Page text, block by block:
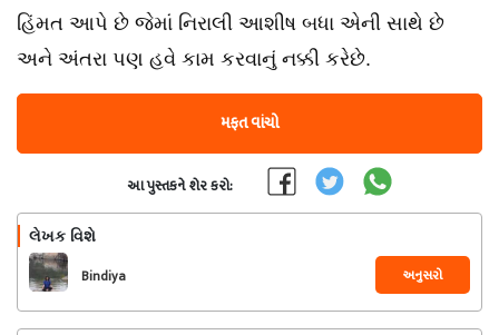
હિંમત આપે છે જેમાં નિરાલી આશીષ બધા એની સાથે છે
અને અંતરા પણ હવે કામ કરવાનું નક્કી કરેછે.
મફત વાંચો
આ પુસ્તકને શેર કરો:
લેખક વિશે
Bindiya અનુસરો